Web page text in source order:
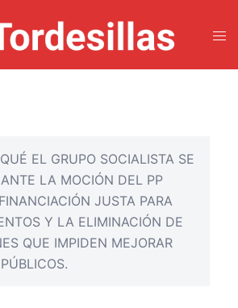
EL GRUPO SOCIALISTA SE
LA MOCIÓN DEL PP
JUSTA PARA
Y LA ELIMINACIÓN DE
QUE IMPIDEN MEJORAR